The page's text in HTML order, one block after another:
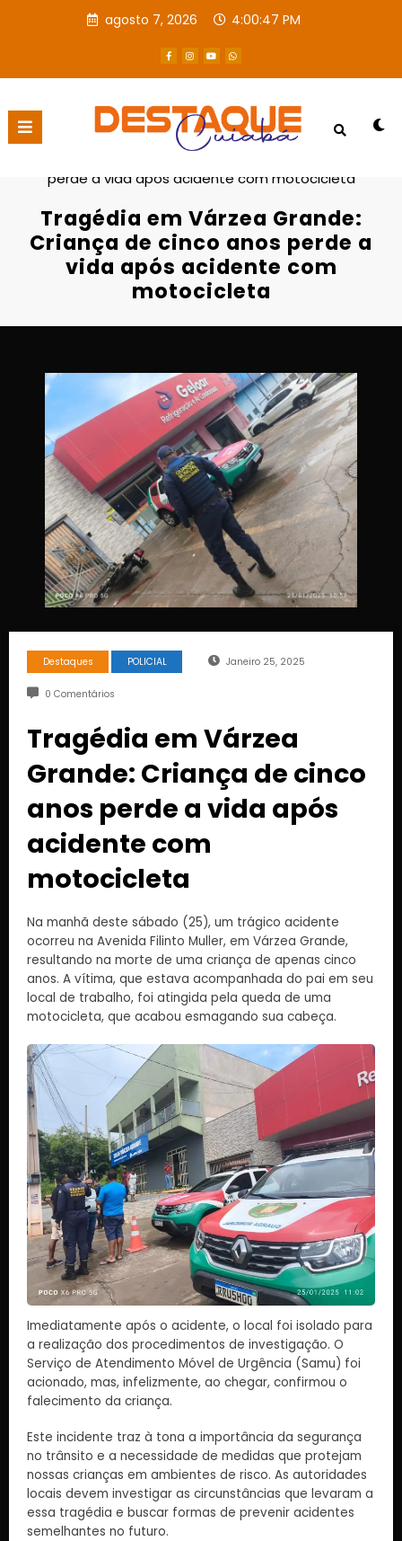
agosto 7, 2026 4:00:48 PM
Página inicial
Destaques
perde a vida após acidente com motocicleta
Tragédia em Várzea Grande:
Criança de cinco anos perde a
vida após acidente com
motocicleta
Destaques POLICIAL Janeiro 25, 2025
0 Comentários
Tragédia em Várzea
Grande: Criança de cinco
anos perde a vida após
acidente com
motocicleta
Na manhã deste sábado (25), um trágico acidente
ocorreu na Avenida Filinto Muller, em Várzea Grande,
resultando na morte de uma criança de apenas cinco
anos. A vítima, que estava acompanhada do pai em seu
local de trabalho, foi atingida pela queda de uma
motocicleta, que acabou esmagando sua cabeça.
Imediatamente após o acidente, o local foi isolado para
a realização dos procedimentos de investigação. O
Serviço de Atendimento Móvel de Urgência (Samu) foi
acionado, mas, infelizmente, ao chegar, confirmou o
falecimento da criança.
Este incidente traz à tona a importância da segurança
no trânsito e a necessidade de medidas que protejam
nossas crianças em ambientes de risco. As autoridades
locais devem investigar as circunstâncias que levaram a
essa tragédia e buscar formas de prevenir acidentes
semelhantes no futuro.